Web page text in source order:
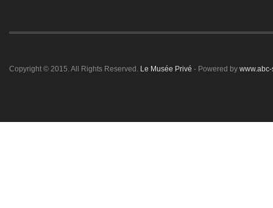
Copyright © 2015. All Rights Reserved. Le Musée Privé - Powered by